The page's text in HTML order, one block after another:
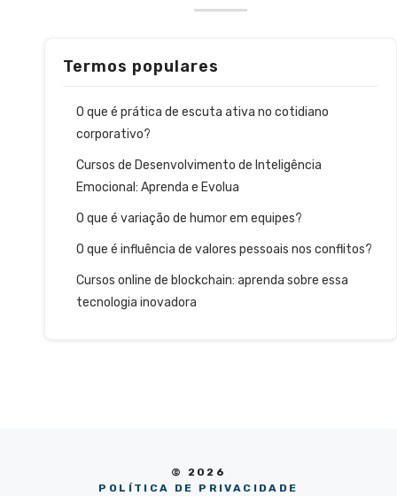
Termos populares
O que é prática de escuta ativa no cotidiano
corporativo?
Cursos de Desenvolvimento de Inteligência
Emocional: Aprenda e Evolua
O que é variação de humor em equipes?
O que é influência de valores pessoais nos conflitos?
Cursos online de blockchain: aprenda sobre essa
tecnologia inovadora
© 2026
POLÍTICA DE PRIVACIDADE